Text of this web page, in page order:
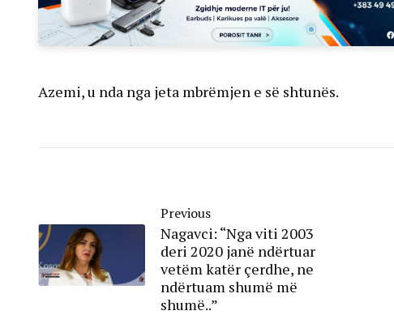
Azemi, u nda nga jeta mbrëmjen e së shtunës.
Previous
Nagavci: “Nga viti 2003
deri 2020 janë ndërtuar
vetëm katër çerdhe, ne
ndërtuam shumë më
shumë..”